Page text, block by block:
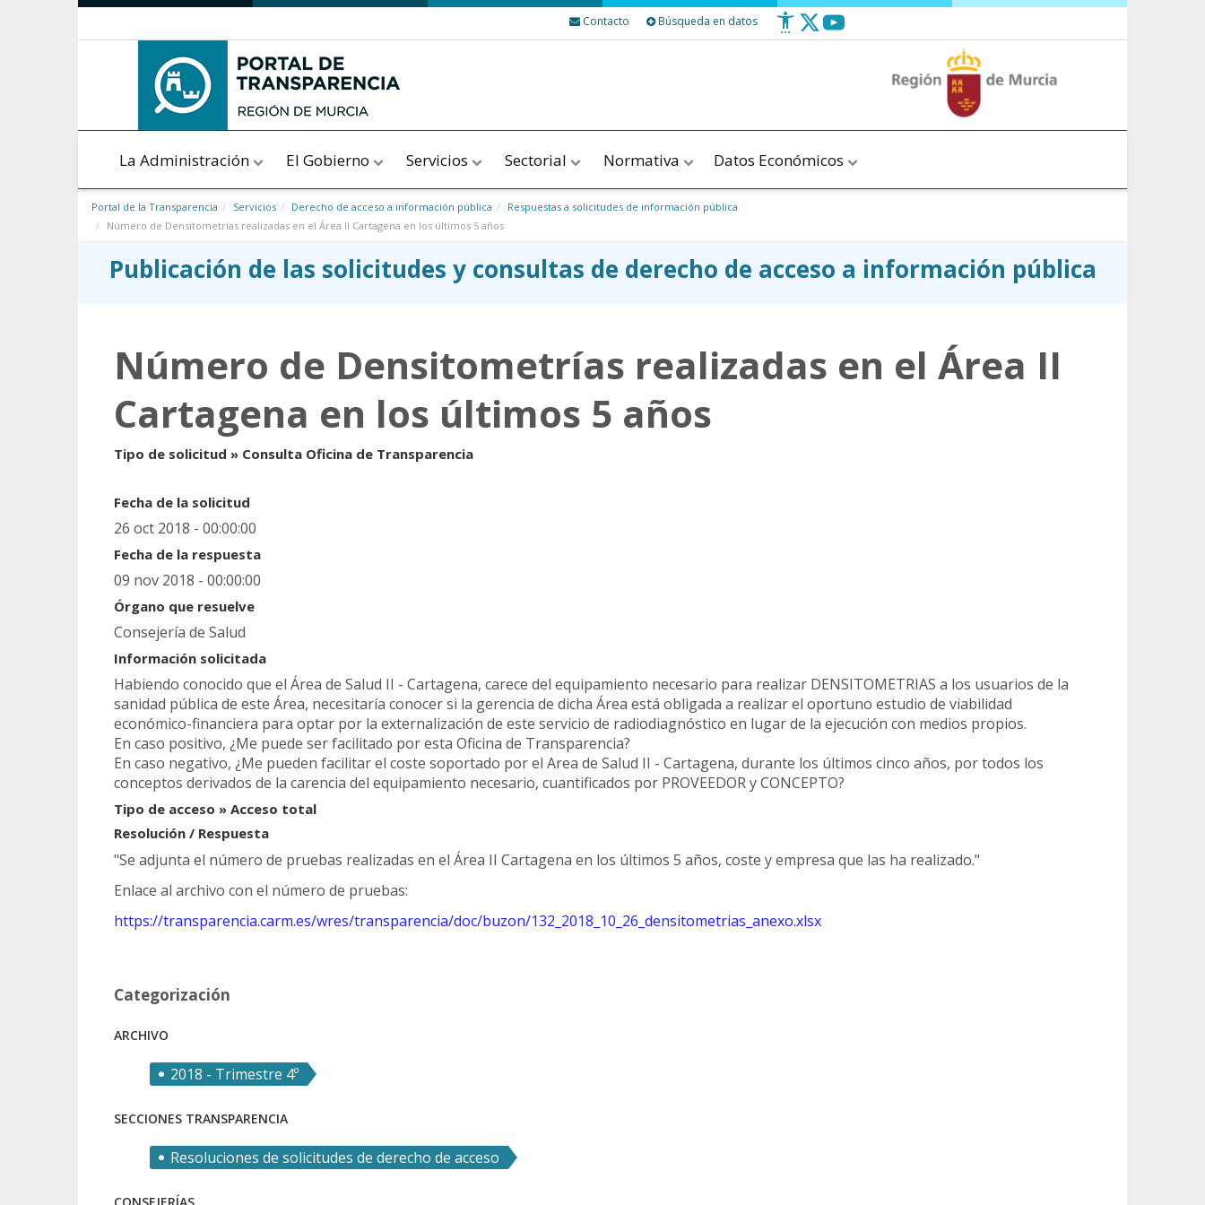
Saltar al contenido
Contacto Búsqueda en datos
La Administración El Gobierno Servicios Sectorial Normativa Datos Económicos
Portal de la Transparencia Servicios Derecho de acceso a información pública
Respuestas a solicitudes de información pública
Número de Densitometrías realizadas en el Área II Cartagena en los últimos 5 años
Publicación de las solicitudes y consultas de derecho de acceso a información pública
Número de Densitometrías realizadas en el Área II
Cartagena en los últimos 5 años
Tipo de solicitud » Consulta Oficina de Transparencia
Fecha de la solicitud
26 oct 2018 - 00:00:00
Fecha de la respuesta
09 nov 2018 - 00:00:00
Órgano que resuelve
Consejería de Salud
Información solicitada
Habiendo conocido que el Área de Salud II - Cartagena, carece del equipamiento necesario para realizar DENSITOMETRIAS a los usuarios de la
sanidad pública de este Área, necesitaría conocer si la gerencia de dicha Área está obligada a realizar el oportuno estudio de viabilidad
económico-financiera para optar por la externalización de este servicio de radiodiagnóstico en lugar de la ejecución con medios propios.
En caso positivo, ¿Me puede ser facilitado por esta Oficina de Transparencia?
En caso negativo, ¿Me pueden facilitar el coste soportado por el Area de Salud II - Cartagena, durante los últimos cinco años, por todos los
conceptos derivados de la carencia del equipamiento necesario, cuantificados por PROVEEDOR y CONCEPTO?
Tipo de acceso » Acceso total
Resolución / Respuesta
"Se adjunta el número de pruebas realizadas en el Área II Cartagena en los últimos 5 años, coste y empresa que las ha realizado."
Enlace al archivo con el número de pruebas:
https://transparencia.carm.es/wres/transparencia/doc/buzon/132_2018_10_26_densitometrias_anexo.xlsx
Categorización
ARCHIVO
2018 - Trimestre 4º
SECCIONES TRANSPARENCIA
Resoluciones de solicitudes de derecho de acceso